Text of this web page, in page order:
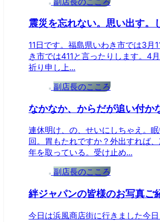
震災を忘れない。思い出す。
11日です。福島県いわき市では3月
き市では411と言ったりします。4
祈り申し上...
副店長のこころ
なかなか、からだが追い付か
連休明け、の、せいにしちゃえ。
回。胃もたれですか？外出すれば
年を取っている。受け止め...
副店長のこころ
絆ジャパンの皆様のお写真
今日は浜風商店街に行きました今